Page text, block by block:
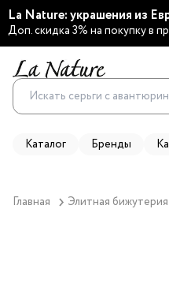
La Nature: украшения из
Доп. скидка 3% на покупку в
Каталог Бренды
Главная Элитная бижутерия